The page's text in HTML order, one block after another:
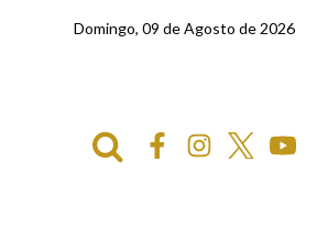
Domingo, 09 de Agosto de 2026